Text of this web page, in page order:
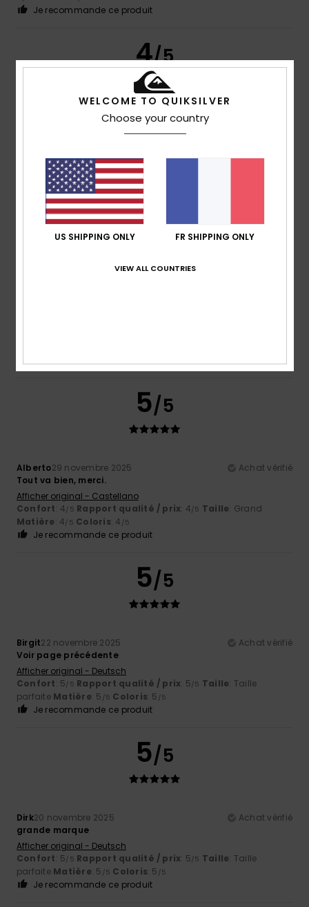
Je recommande ce produit
4/5
11 décembre 2025
Confort: 5/5 Rapport qualité / prix: 4/5
: Trop grand
Matière: 5/5 Coloris: 5/5
Je recommande ce produit
5 /5
5/5
Alberto29 novembre 2025
Achat vérifié
Tout va bien, merci.
Afficher original - Castellano
Confort: 4/5 Rapport qualité / prix: 4/5 Taille: Grand
Matière: 4/5 Coloris: 4 /5
Je recommande ce produit
5/5
Birgit22 novembre 2025
Achat vérifié
Voir page précédente
Afficher original - Deutsch
Confort: 5/5 Rapport qualité / prix: 5/5 Taille: Taille
parfaite Matière: 5 /5 Coloris: 5 /5
Je recommande ce produit
5/5
Dirk20 novembre 2025
Achat vérifié
grande marque
Afficher original - Deutsch
Confort: 5/5 Rapport qualité / prix: 5/5 Taille: Taille
parfaite Matière: 5 /5 Coloris: 5 /5
Je recommande ce produit
WELCOME TO QUIKSILVER
Choose your country
US SHIPPING ONLY FR SHIPPING ONLY
VIEW ALL COUNTRIES